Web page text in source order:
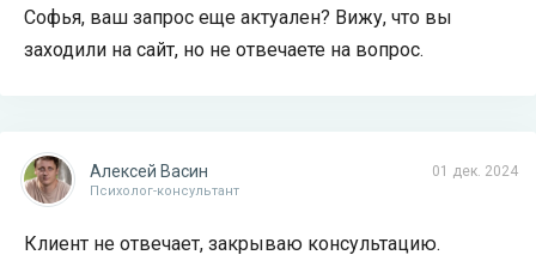
Софья, ваш запрос еще актуален? Вижу, что вы
заходили на сайт, но не отвечаете на вопрос.
01 дек. 2024
Алексей Васин
Психолог-консультант
Клиент не отвечает, закрываю консультацию.